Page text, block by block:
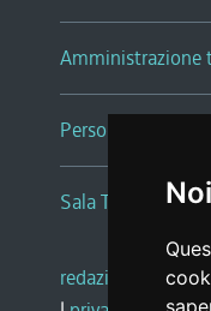
Amministrazione
Persone e Uffici
Sala Tiziano
redazione web |